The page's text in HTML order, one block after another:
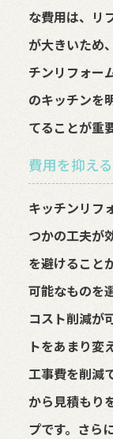
な費用は、リ
が大きいため
チンリフォー
のキッチンを
てることが重
費用を抑え
キッチンリフ
つかの工夫が
を避けること
可能なものを
コスト削減が
トをあまり変
工事費を削減
から見積もり
プです。さら